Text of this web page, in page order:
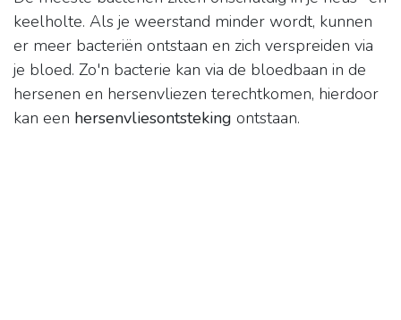
keelholte. Als je weerstand minder wordt, kunnen
er meer bacteriën ontstaan en zich verspreiden via
je bloed. Zo'n bacterie kan via de bloedbaan in de
hersenen en hersenvliezen terechtkomen, hierdoor
kan een hersenvliesontsteking ontstaan.